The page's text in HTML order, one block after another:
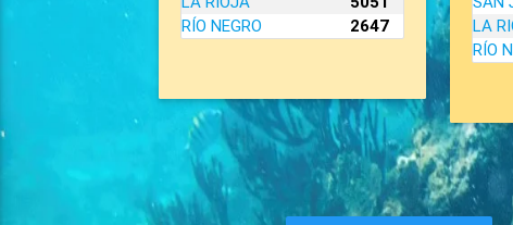
RÍO NEGRO
2647
LA
RÍO